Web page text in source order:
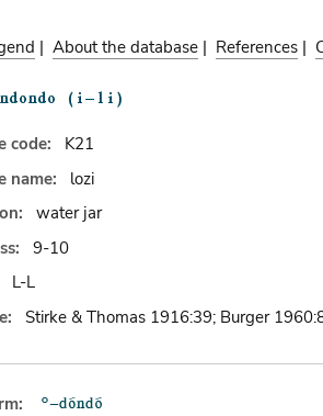
| About the database | References |
code:
K21
name:
lozi
water jar
9-10
L-L
Stirke & Thomas 1916:39; Burger